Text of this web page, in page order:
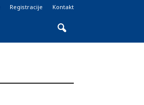
Registracije Kontakt